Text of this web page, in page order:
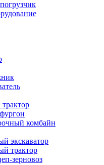
комбайн
экскаватор
трактор
зерновоз